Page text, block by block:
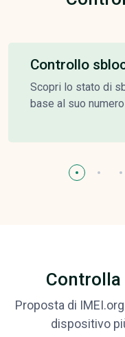
Controllo
Scopri lo stato di
base al suo numero
Controlla
Proposta di
dispositivo